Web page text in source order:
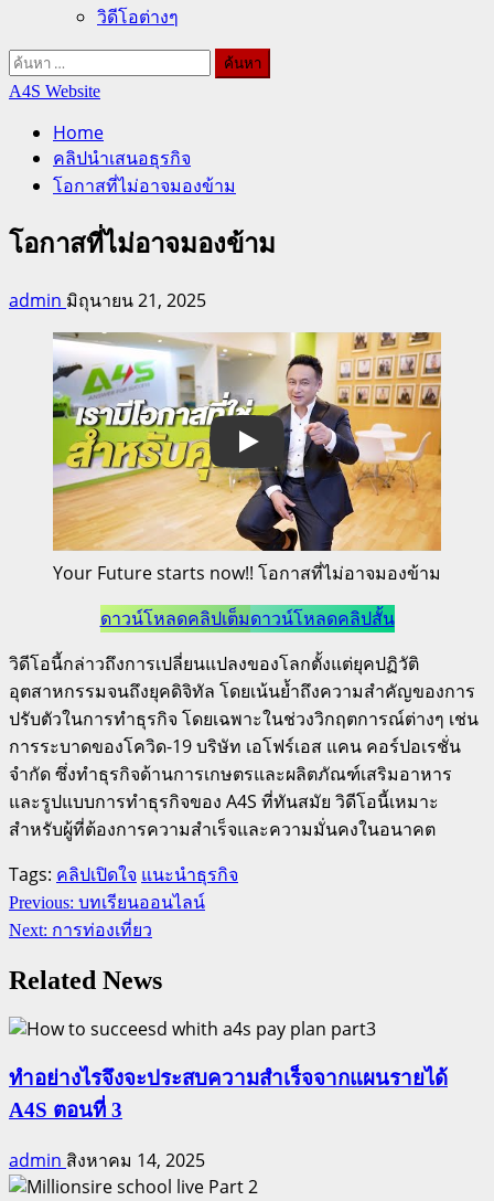
วิดีโอต่างๆ
ค้นหา
สำหรับ:
A4S Website
Home
คลิปนำเสนอธุรกิจ
โอกาสที่ไม่อาจมองข้าม
โอกาสที่ไม่อาจมองข้าม
admin มิถุนายน 21, 2025
Play
Your Future starts now!! โอกาสที่ไม่อาจมองข้าม
ดาวน์โหลดคลิปเต็มดาวน์โหลดคลิปสั้น
วิดีโอนี้กล่าวถึงการเปลี่ยนแปลงของโลกตั้งแต่ยุคปฏิวัติ
อุตสาหกรรมจนถึงยุคดิจิทัล โดยเน้นย้ำถึงความสำคัญของการ
ปรับตัวในการทำธุรกิจ โดยเฉพาะในช่วงวิกฤตการณ์ต่างๆ เช่น
การระบาดของโควิด-19 บริษัท เอโฟร์เอส แคน คอร์ปอเรชั่น
จำกัด ซึ่งทำธุรกิจด้านการเกษตรและผลิตภัณฑ์เสริมอาหาร
และรูปแบบการทำธุรกิจของ A4S ที่ทันสมัย วิดีโอนี้เหมาะ
สำหรับผู้ที่ต้องการความสำเร็จและความมั่นคงในอนาคต
Tags: คลิปเปิดใจ แนะนำธุรกิจ
Continue
Reading
Previous: บทเรียนออนไลน์
Next: การท่องเที่ยว
Related News
ทำอย่างไรจึงจะประสบความสำเร็จจากแผนรายได้
A4S ตอนที่ 3
admin สิงหาคม 14, 2025